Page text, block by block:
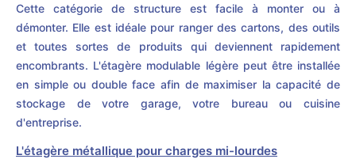
Cette catégorie de structure est facile à monter ou à
démonter. Elle est idéale pour ranger des cartons, des outils
et toutes sortes de produits qui deviennent rapidement
encombrants. L'étagère modulable légère peut être installée
en simple ou double face afin de maximiser la capacité de
stockage de votre garage, votre bureau ou cuisine
d'entreprise.
L'étagère métallique pour charges mi-lourdes